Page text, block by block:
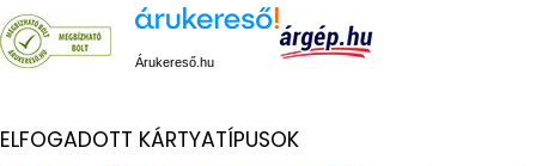
Árukereső.hu
ELFOGADOTT KÁRTYATÍPUSOK